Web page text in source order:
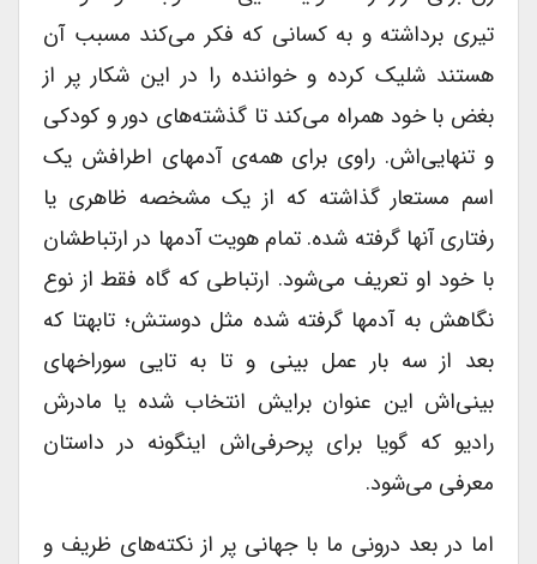
تیری برداشته و به کسانی که فکر می‌کند مسبب آن
هستند شلیک کرده و خواننده را در این شکار پر از
بغض با خود همراه می‌کند تا گذشته‌های دور و کودکی
و تنهایی‌اش. راوی برای همه‌ی آدمهای اطرافش یک
اسم مستعار گذاشته که از یک مشخصه ظاهری یا
رفتاری آنها گرفته شده. تمام هویت آدمها در ارتباطشان
با خود او تعریف می‌شود. ارتباطی که گاه فقط از نوع
نگاهش به آدمها گرفته شده مثل دوستش؛ تابه­تا که
بعد از سه بار عمل بینی و تا به تایی سوراخهای
بینی‌اش این عنوان برایش انتخاب شده یا مادرش
رادیو که گویا برای پرحرفی‌اش اینگونه در داستان
معرفی می‌شود.
اما در بعد درونی ما با جهانی پر از نکته‌های ظریف و